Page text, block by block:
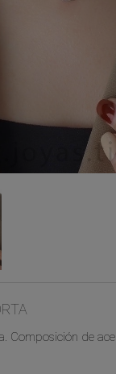
Composición de